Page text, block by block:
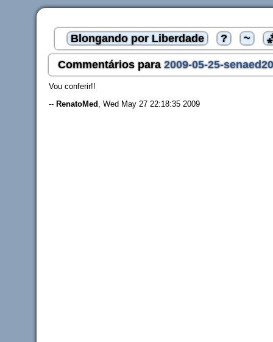
Blongando por Liberdade ? ~
Commentários para 2009-05-25-
Vou conferir!!
-- RenatoMed , Wed May 27 22:18:35 2009